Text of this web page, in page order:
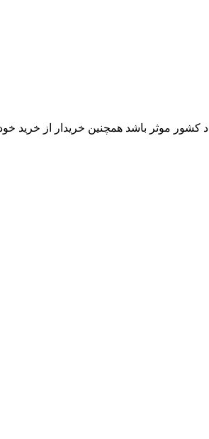
موثر باشد همچنین خریدار از خرید